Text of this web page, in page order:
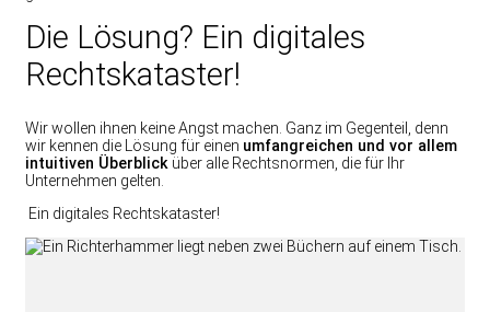
Die Lösung? Ein digitales
Rechtskataster!
Wir wollen ihnen keine Angst machen. Ganz im Gegenteil, denn
wir kennen die Lösung für einen umfangreichen und vor allem
intuitiven Überblick über alle Rechtsnormen, die für Ihr
Unternehmen gelten.
Ein digitales Rechtskataster!